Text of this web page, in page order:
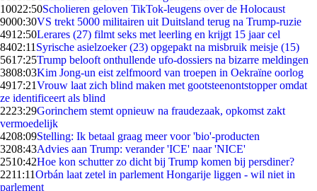
10022:50Scholieren geloven TikTok-leugens over de Holocaust
9000:30VS trekt 5000 militairen uit Duitsland terug na Trump-ruzie
4912:50Lerares (27) filmt seks met leerling en krijgt 15 jaar cel
8402:11 Syrische asielzoeker (23) opgepakt na misbruik meisje (15)
5617:25Trump belooft onthullende ufo-dossiers na bizarre meldingen
3808:03Kim Jong-un eist zelfmoord van troepen in Oekraïne oorlog
4917:21Vrouw laat zich blind maken met gootsteenontstopper omdat
ze identificeert als blind
2223:29Gorinchem stemt opnieuw na fraudezaak, opkomst zakt
vermoedelijk
4208:09Stelling: Ik betaal graag meer voor 'bio'-producten
3208:43Advies aan Trump: verander 'ICE' naar 'NICE'
2510:42Hoe kon schutter zo dicht bij Trump komen bij persdiner?
2211:11Orbán laat zetel in parlement Hongarije liggen - wil niet in
parlement